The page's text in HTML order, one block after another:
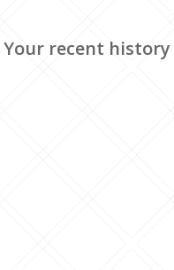
Your recent history